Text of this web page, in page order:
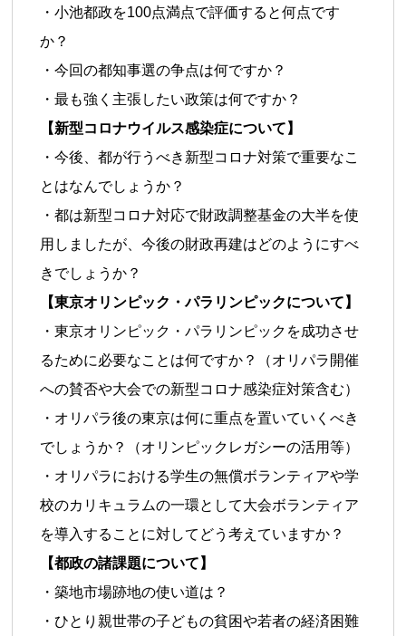
・小池都政を100点満点で評価すると何点です
か？
・今回の都知事選の争点は何ですか？
・最も強く主張したい政策は何ですか？
【新型コロナウイルス感染症について】
・今後、都が行うべき新型コロナ対策で重要なこ
とはなんでしょうか？
・都は新型コロナ対応で財政調整基金の大半を使
用しましたが、今後の財政再建はどのようにすべ
きでしょうか？
【東京オリンピック・パラリンピックについて】
・東京オリンピック・パラリンピックを成功させ
るために必要なことは何ですか？（オリパラ開催
への賛否や大会での新型コロナ感染症対策含む）
・オリパラ後の東京は何に重点を置いていくべき
でしょうか？（オリンピックレガシーの活用等）
・オリパラにおける学生の無償ボランティアや学
校のカリキュラムの一環として大会ボランティア
を導入することに対してどう考えていますか？
【都政の諸課題について】
・築地市場跡地の使い道は？
・ひとり親世帯の子どもの貧困や若者の経済困難